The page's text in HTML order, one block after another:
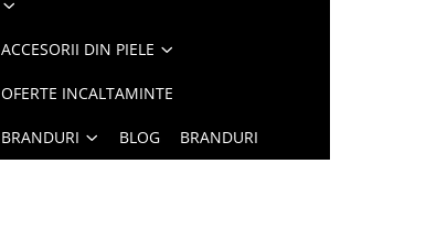
ACCESORII DIN PIELE
OFERTE INCALTAMINTE
BRANDURI BLOG BRANDURI